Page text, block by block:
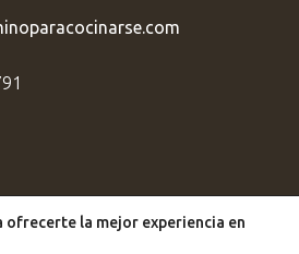
ofrecerte la mejor experiencia en